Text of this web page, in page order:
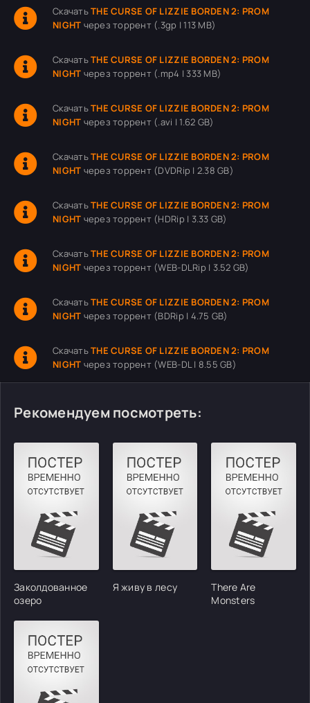
СкачатьTHE CURSE OF LIZZIE BORDEN 2: PROM
NIGHT через торрент (.3gp | 113 MB)
СкачатьTHE CURSE OF LIZZIE BORDEN 2: PROM
NIGHT через торрент (.mp4 | 333 MB)
СкачатьTHE CURSE OF LIZZIE BORDEN 2: PROM
NIGHT через торрент (.avi | 1.62 GB)
СкачатьTHE CURSE OF LIZZIE BORDEN 2: PROM
NIGHT через торрент (DVDRip | 2.38 GB)
СкачатьTHE CURSE OF LIZZIE BORDEN 2: PROM
NIGHT через торрент (HDRip | 3.33 GB)
СкачатьTHE CURSE OF LIZZIE BORDEN 2: PROM
NIGHT через торрент (WEB-DLRip | 3.52 GB)
СкачатьTHE CURSE OF LIZZIE BORDEN 2: PROM
NIGHT через торрент (BDRip | 4.75 GB)
СкачатьTHE CURSE OF LIZZIE BORDEN 2: PROM
NIGHT через торрент (WEB-DL | 8.55 GB)
Рекомендуем посмотреть:
Заколдованное
озеро
Я живу в лесу
There Are
Monsters